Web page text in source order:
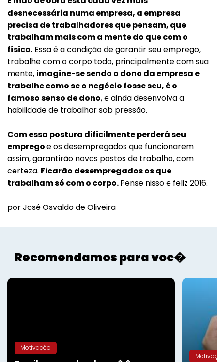
desnecessária numa empresa, a empresa
precisa de trabalhadores que pensam, que
trabalham mais com a mente do que com o
físico. Essa é a condição de garantir seu emprego,
trabalhe com o corpo todo, principalmente com sua
mente, imagine-se sendo o dono da empresa e
trabalhe como se o negócio fosse seu, é o
famoso senso de dono, e ainda desenvolva a
habilidade de trabalhar sob pressão.
Com essa postura dificilmente perderá seu
empregoe os desempregados que funcionarem
assim, garantirão novos postos de trabalho, com
certeza. Ficarão desempregados os que
trabalham só com o corpo.Pense nisso e feliz 2016.
por José Osvaldo de Oliveira
Recomendamos para voc�
Motivação